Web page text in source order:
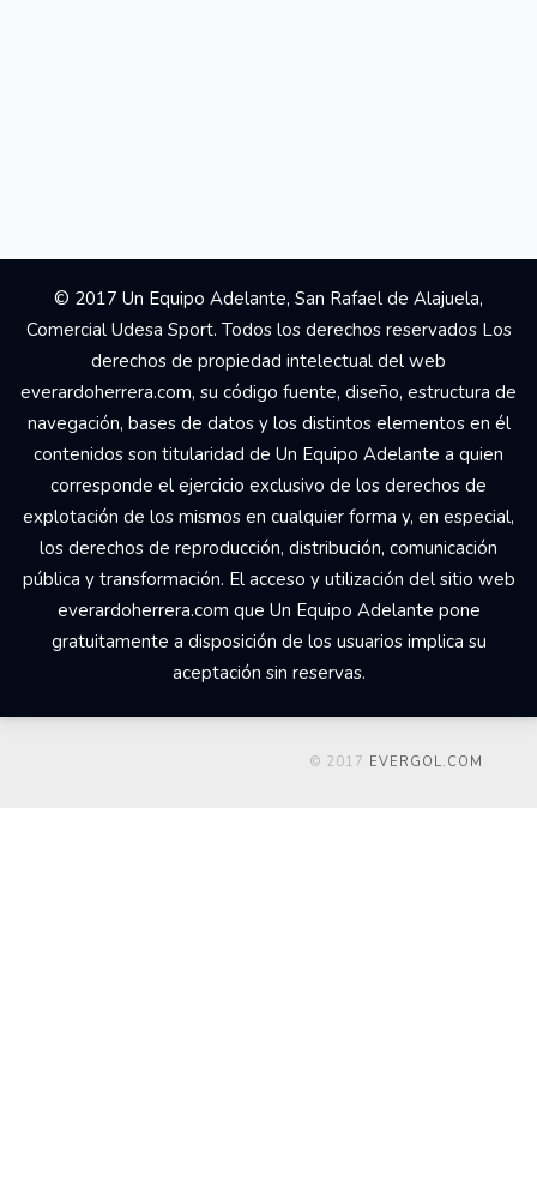
© 2017 Un Equipo Adelante, San Rafael de Alajuela,
Comercial Udesa Sport. Todos los derechos reservados Los
derechos de propiedad intelectual del web
everardoherrera.com, su código fuente, diseño, estructura de
navegación, bases de datos y los distintos elementos en él
contenidos son titularidad de Un Equipo Adelante a quien
corresponde el ejercicio exclusivo de los derechos de
explotación de los mismos en cualquier forma y, en especial,
los derechos de reproducción, distribución, comunicación
pública y transformación. El acceso y utilización del sitio web
everardoherrera.com que Un Equipo Adelante pone
gratuitamente a disposición de los usuarios implica su
aceptación sin reservas.
© 2017 EVERGOL.COM